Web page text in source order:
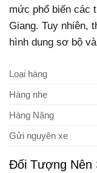
mức phổ biến các
Giang. Tuy nhiên,
hình dung sơ bộ
Loại hàng
Hàng nhẹ
Hàng Nặng
Gửi nguyên xe
Đối Tượng Nên